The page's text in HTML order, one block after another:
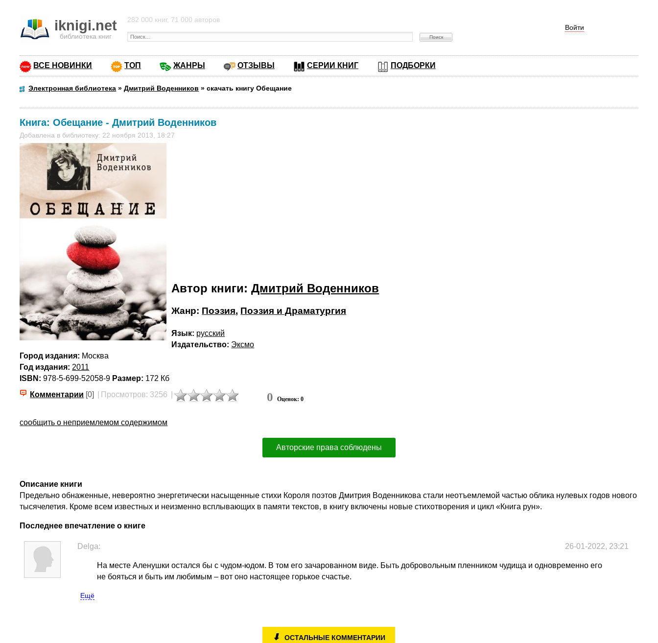
iknigi.net
библиотека книг
Войти
282 000 книг, 71 000 авторов
ВСЕ НОВИНКИ ТОП ЖАНРЫ ОТЗЫВЫ СЕРИИ КНИГ ПОДБОРКИ
Электронная библиотека »Дмитрий Воденников »скачать книгу Обещание
Книга:Обещание -Дмитрий Воденников
Добавлена в библиотеку: 22 ноября 2013, 18:27
Автор книги:Дмитрий Воденников
Жанр: Поэзия, Поэзия и Драматургия
Язык: русский
Издательство: Эксмо
Город издания: Москва
Год издания: 2011
ISBN: 978-5-699-52058-9 Размер: 172 Кб
Комментарии [0] Просмотров: 3256 0 Оценок: 0
сообщить о неприемлемом содержимом
Авторские права соблюдены
Описание книги
Предельно обнаженные, невероятно энергетически насыщенные стихи Короля поэтов Дмитрия Воденникова стали неотъемлемой частью облика нулевых годов нового
тысячелетия. Кроме всем известных и неизменно всплывающих в памяти текстов, в книгу включены новые стихотворения и цикл «Книга рун».
Последнее впечатление о книге
Delga: 26-01-2022, 23:21
На месте Аленушки остался бы с чудом-юдом. В том его зачарованном виде. Быть добровольным пленником чудища и одновременно его
не бояться и быть им любимым – вот оно настоящее горькое счастье.
Ещё
⬇ ОСТАЛЬНЫЕ КОММЕНТАРИИ